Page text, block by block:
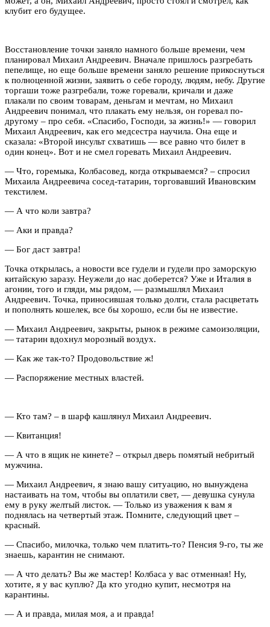
клубит его будущее.
Восстановление точки заняло намного больше времени, чем
планировал Михаил Андреевич. Вначале пришлось разгребать
пепелище, но еще больше времени заняло решение прикоснуться
к полноценной жизни, заявить о себе городу, людям, небу. Другие
торгаши тоже разгребали, тоже горевали, кричали и даже
плакали по своим товарам, деньгам и мечтам, но Михаил
Андреевич понимал, что плакать ему нельзя, он горевал по-
другому – про себя. «Спасибо, Господи, за жизнь!» — говорил
Михаил Андреевич, как его медсестра научила. Она еще и
сказала: «Второй инсульт схватишь — все равно что билет в
один конец». Вот и не смел горевать Михаил Андреевич.
— Что, горемыка, Колбасовед, когда открываемся? – спросил
Михаила Андреевича сосед-татарин, торговавший Ивановским
текстилем.
— А что коли завтра?
— Аки и правда?
— Бог даст завтра!
Точка открылась, а новости все гудели и гудели про заморскую
китайскую заразу. Неужели до нас доберется? Уже и Италия в
агонии, того и гляди, мы рядом, — размышлял Михаил
Андреевич. Точка, приносившая только долги, стала расцветать
и пополнять кошелек, все бы хорошо, если бы не известие.
— Михаил Андреевич, закрыты, рынок в режиме самоизоляции,
— татарин вдохнул морозный воздух.
— Как же так-то? Продовольствие ж!
— Распоряжение местных властей.
— Кто там? – в шарф кашлянул Михаил Андреевич.
— Квитанция!
— А что в ящик не кинете? – открыл дверь помятый небритый
мужчина.
— Михаил Андреевич, я знаю вашу ситуацию, но вынуждена
настаивать на том, чтобы вы оплатили свет, — девушка сунула
ему в руку желтый листок. — Только из уважения к вам я
поднялась на четвертый этаж. Помните, следующий цвет –
красный.
— Спасибо, милочка, только чем платить-то? Пенсия 9-го, ты же
знаешь, карантин не снимают.
— А что делать? Вы же мастер! Колбаса у вас отменная! Ну,
хотите, я у вас куплю? Да кто угодно купит, несмотря на
карантины.
— А и правда, милая моя, а и правда!